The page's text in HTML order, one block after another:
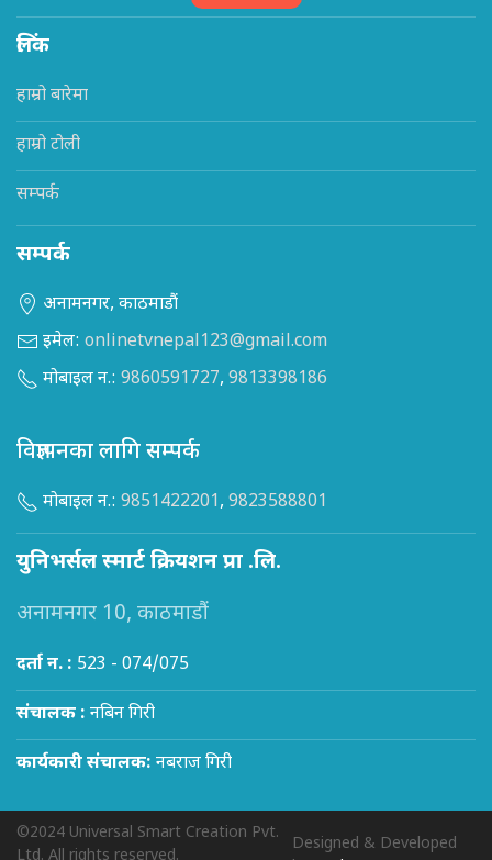
लिंक
हाम्रो बारेमा
हाम्रो टोली
सम्पर्क
सम्पर्क
अनामनगर, काठमाडौं
इमेल: onlinetvnepal123@gmail.com
मोबाइल न.: 9860591727, 9813398186
विज्ञापनका लागि सम्पर्क
मोबाइल न.: 9851422201, 9823588801
युनिभर्सल स्मार्ट क्रियशन प्रा .लि.
अनामनगर 10, काठमाडौं
दर्ता न. : 523 - 074/075
संचालक : नबिन गिरी
कार्यकारी संचालक: नबराज गिरी
©2024 Universal Smart Creation Pvt.
Designed & Developed